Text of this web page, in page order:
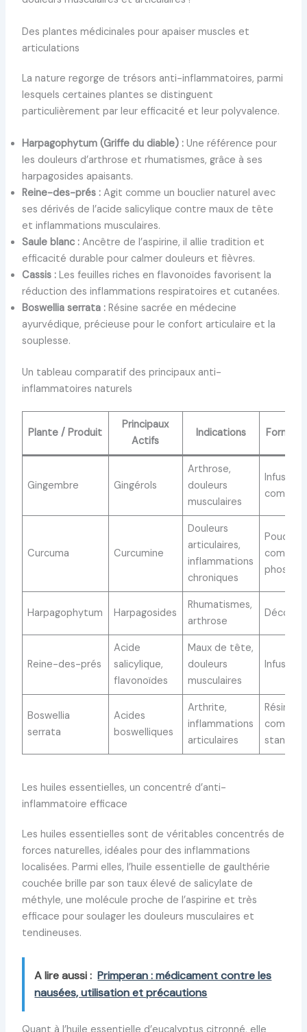
Des plantes médicinales pour apaiser muscles et
articulations
La nature regorge de trésors anti-inflammatoires, parmi
lesquels certaines plantes se distinguent
particulièrement par leur efficacité et leur polyvalence.
Harpagophytum (Griffe du diable) :Une référence pour
les douleurs d’arthrose et rhumatismes, grâce à ses
harpagosides apaisants.
Reine-des-prés :Agit comme un bouclier naturel avec
ses dérivés de l’acide salicylique contre maux de tête
et inflammations musculaires.
Saule blanc :Ancêtre de l’aspirine, il allie tradition et
efficacité durable pour calmer douleurs et fièvres.
Cassis :Les feuilles riches en flavonoïdes favorisent la
réduction des inflammations respiratoires et cutanées.
Boswellia serrata :Résine sacrée en médecine
ayurvédique, précieuse pour le confort articulaire et la
souplesse.
Un tableau comparatif des principaux anti-
inflammatoires naturels
Plante / Produit
Principaux
Actifs
Indications Formes
Gingembre Gingérols
Arthrose,
douleurs
musculaires
Infusion,
Curcuma Curcumine
Douleurs
articulaires,
inflammations
chroniques
Poudre,
Harpagophytum Harpagosides
Rhumatismes,
arthrose
Reine-des-prés
Acide
salicylique,
flavonoïdes
Maux de tête,
douleurs
musculaires
Boswellia
serrata
Acides
boswelliques
Arthrite,
inflammations
articulaires
Résine,
Les huiles essentielles, un concentré d’anti-
inflammatoire efficace
Les huiles essentielles sont de véritables concentrés de
forces naturelles, idéales pour des inflammations
localisées. Parmi elles, l’huile essentielle de gaulthérie
couchée brille par son taux élevé de salicylate de
méthyle, une molécule proche de l’aspirine et très
efficace pour soulager les douleurs musculaires et
tendineuses.
A lire aussi : Primperan : médicament contre les
nausées, utilisation et précautions